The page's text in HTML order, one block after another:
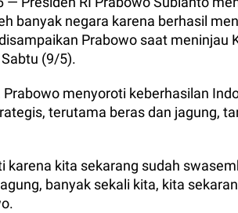
banyak negara karena berhasil
Prabowo saat meninjau
(9/5).
menyoroti keberhasilan
terutama beras dan jagung,
karena kita sekarang sudah
banyak sekali kita, kita